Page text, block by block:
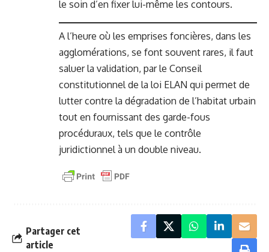
le soin d’en fixer lui-même les contours.
A l’heure où les emprises foncières, dans les
agglomérations, se font souvent rares, il faut
saluer la validation, par le Conseil
constitutionnel de la loi ELAN qui permet de
lutter contre la dégradation de l’habitat urbain
tout en fournissant des garde-fous
procéduraux, tels que le contrôle
juridictionnel à un double niveau.
Partager cet
article